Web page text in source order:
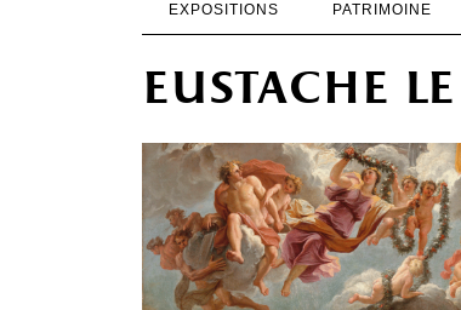
EXPOSITIONS PATRIMOINE
eustache